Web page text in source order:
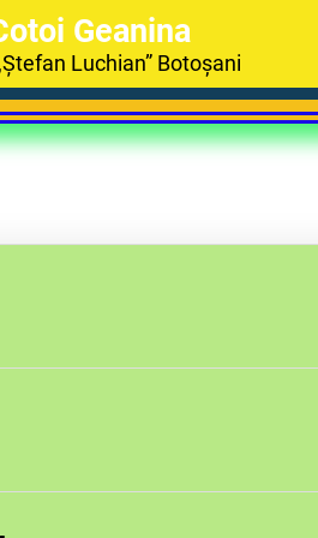
Geanina
Luchian” Botoșani
FRoLLM